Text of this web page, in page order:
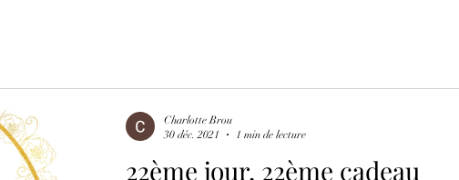
22ème jour, 22ème cadeau
Charlotte Brou
30 déc. 2021
1 min de lecture